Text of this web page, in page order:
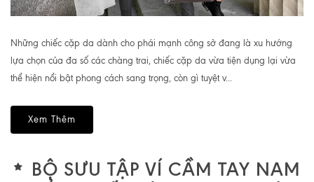
Những chiếc cặp da dành cho phái mạnh công sở đang là xu hướng
lựa chọn của đa số các chàng trai, chiếc cặp da vừa tiện dụng lại vừa
thể hiện nổi bật phong cách sang trọng, còn gì tuyệt v...
Xem Thêm
BỘ SƯU TẬP VÍ CẦM TAY NAM